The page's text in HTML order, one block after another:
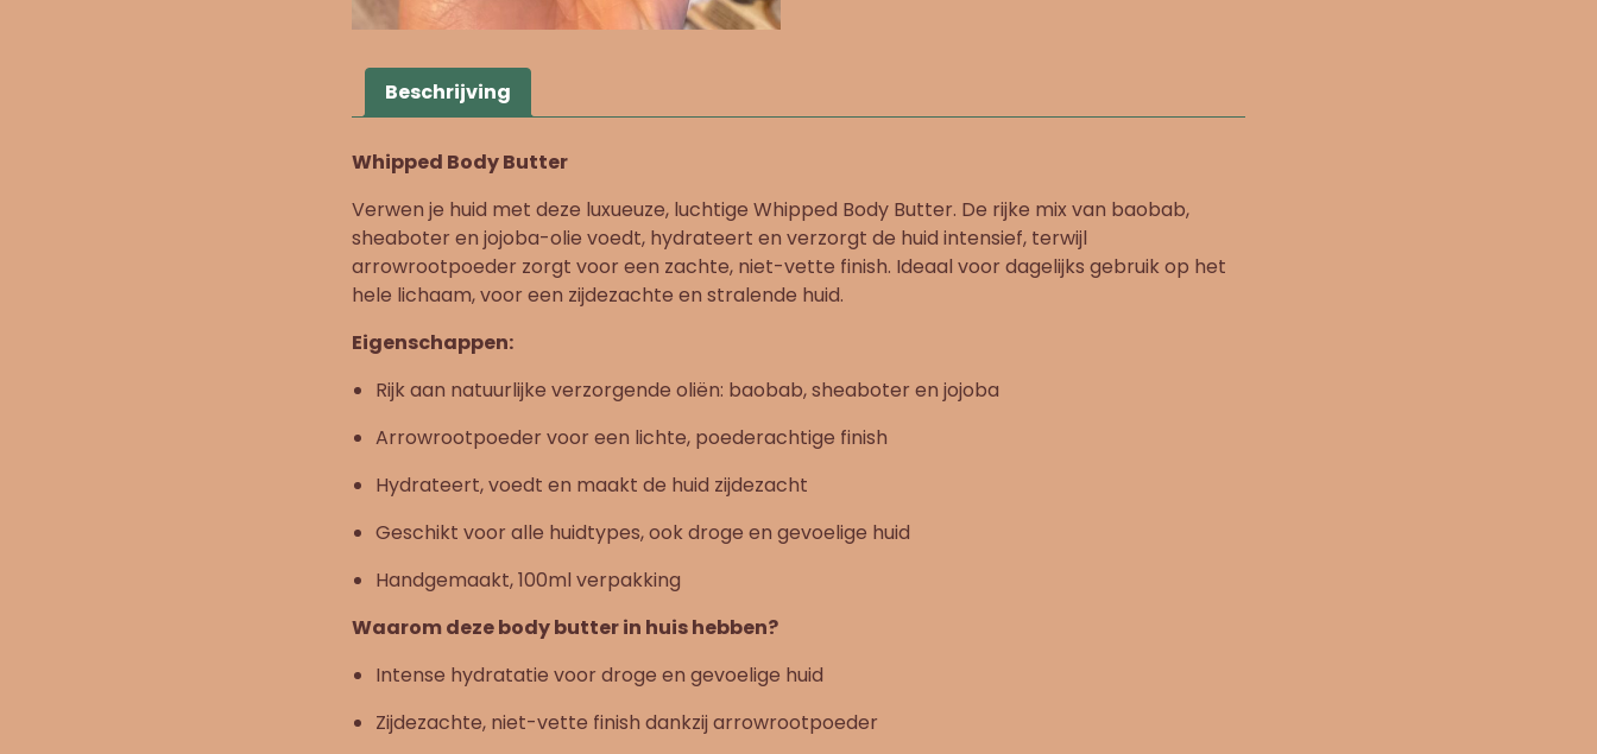
Beschrijving
Whipped Body Butter
Verwen je huid met deze luxueuze, luchtige Whipped Body Butter. De rijke mix van baobab,
sheaboter en jojoba-olie voedt, hydrateert en verzorgt de huid intensief, terwijl
arrowrootpoeder zorgt voor een zachte, niet-vette finish. Ideaal voor dagelijks gebruik op het
hele lichaam, voor een zijdezachte en stralende huid.
Eigenschappen:
Rijk aan natuurlijke verzorgende oliën: baobab, sheaboter en jojoba
Arrowrootpoeder voor een lichte, poederachtige finish
Hydrateert, voedt en maakt de huid zijdezacht
Geschikt voor alle huidtypes, ook droge en gevoelige huid
Handgemaakt, 100ml verpakking
Waarom deze body butter in huis hebben?
Intense hydratatie voor droge en gevoelige huid
Zijdezachte, niet-vette finish dankzij arrowrootpoeder